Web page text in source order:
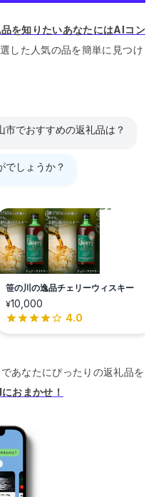
を知りたいあなたにはAIコン
した人気の品を簡単に見つけ
市でおすすめの返礼品は？
でしょうか？
笹の川の逸品チェリーウィスキー
¥10,000
4.0
あなたにぴったりの返礼品を
おまかせ！